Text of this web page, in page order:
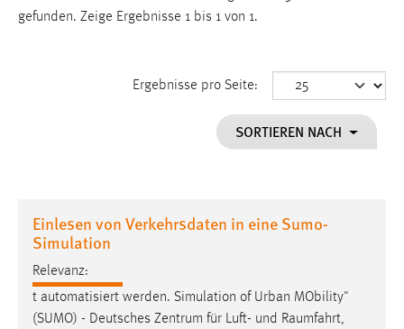
gefunden. Zeige Ergebnisse 1 bis 1 von 1.
Ergebnisse pro Seite:
SORTIEREN NACH
Einlesen von Verkehrsdaten in eine Sumo-
Simulation
Relevanz:
t automatisiert werden. Simulation of Urban MObility"
(SUMO) - Deutsches Zentrum für Luft- und Raumfahrt,
Zweck:
Cookie Laufzeit:
staticfilecache
Für performante Seitenauslieferung wird in diesem Cookie
gespeichert, ob man eingeloggt ist.